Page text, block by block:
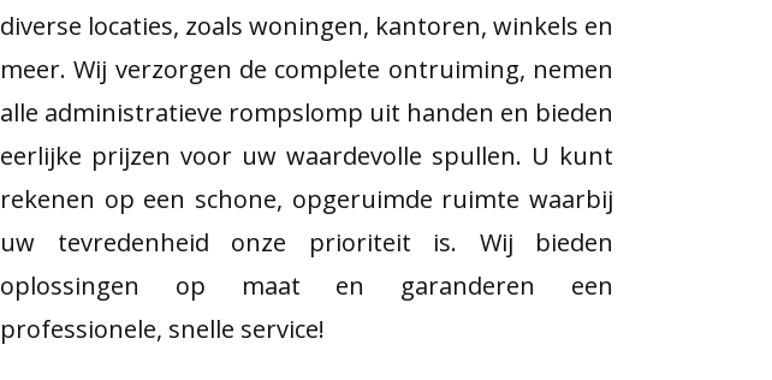
diverse locaties, zoals woningen, kantoren, winkels en
meer. Wij verzorgen de complete ontruiming, nemen
alle administratieve rompslomp uit handen en bieden
eerlijke prijzen voor uw waardevolle spullen. U kunt
rekenen op een schone, opgeruimde ruimte waarbij
uw tevredenheid onze prioriteit is. Wij bieden
oplossingen op maat en garanderen een
professionele, snelle service!